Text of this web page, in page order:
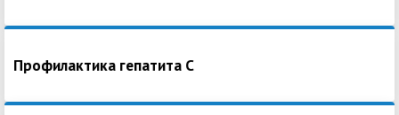
Профилактика гепатита С